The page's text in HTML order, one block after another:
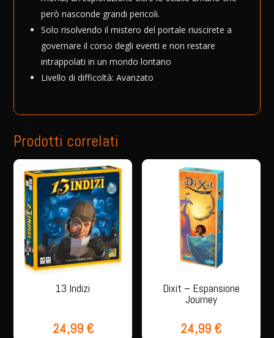
però nasconde grandi pericoli.
Solo risolvendo il mistero del portale riuscirete a
governare il corso degli eventi e non restare
intrappolati in un mondo lontano
Livello di difficoltà: Avanzato
Prodotti correlati
13 Indizi
24,99 €
Dixit – Espansione
Journey
24,99 €